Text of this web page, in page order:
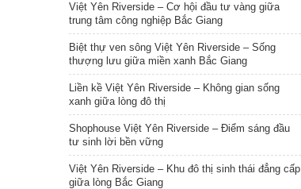
Việt Yên Riverside – Cơ hội đầu tư vàng giữa
trung tâm công nghiệp Bắc Giang
Biệt thự ven sông Việt Yên Riverside – Sống
thượng lưu giữa miền xanh Bắc Giang
Liền kề Việt Yên Riverside – Không gian sống
xanh giữa lòng đô thị
Shophouse Việt Yên Riverside – Điểm sáng đầu
tư sinh lời bền vững
Việt Yên Riverside – Khu đô thị sinh thái đẳng cấp
giữa lòng Bắc Giang